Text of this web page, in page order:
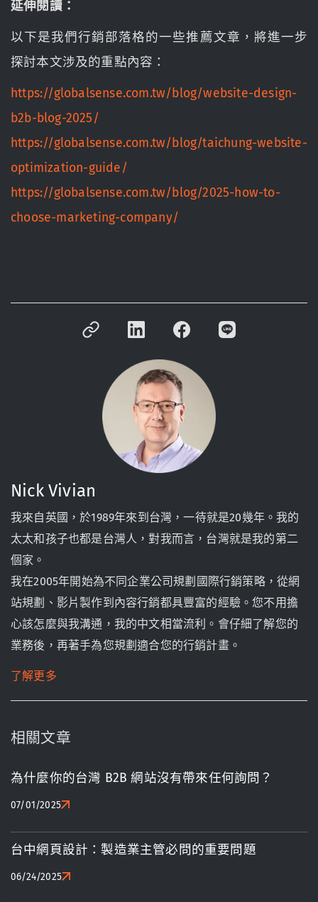
延伸閱讀：
以下是我們行銷部落格的一些推薦文章，將進一步
探討本文涉及的重點內容：
https://globalsense.com.tw/blog/website-design-
b2b-blog-2025/
https://globalsense.com.tw/blog/taichung-website-
optimization-guide/
https://globalsense.com.tw/blog/2025-how-to-
choose-marketing-company/
Nick Vivian
我來自英國，於1989年來到台灣，一待就是20幾年。我的
太太和孩子也都是台灣人，對我而言，台灣就是我的第二
個家。
我在2005年開始為不同企業公司規劃國際行銷策略，從網
站規劃、影片製作到內容行銷都具豐富的經驗。您不用擔
心該怎麼與我溝通，我的中文相當流利。會仔細了解您的
業務後，再著手為您規劃適合您的行銷計畫。
了解更多
相關文章
為什麼你的台灣 B2B 網站沒有帶來任何詢問？
07/01/2025
台中網頁設計：製造業主管必問的重要問題
06/24/2025